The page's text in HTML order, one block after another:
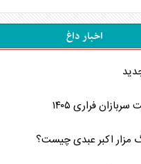
اخبار داغ
فراری ۱۴۰۵
اکبر عبدی چیست؟